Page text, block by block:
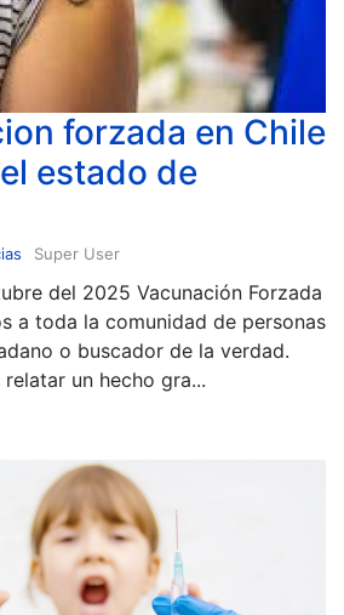
forzada en Chile
estado de
Super User
del 2025 Vacunación Forzada
a toda la comunidad de personas
o buscador de la verdad.
un hecho gra...